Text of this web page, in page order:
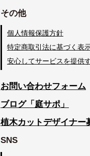
その他
個人情報保護方針
特定商取引法に基づく表
安心してサービスを提供
お問い合わせフォーム
ブログ「庭サポ」
植木カットデザイナー
SNS